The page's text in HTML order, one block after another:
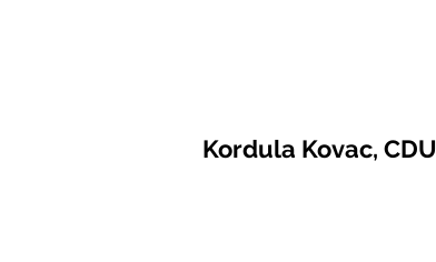
Kordula Kovac, CDU